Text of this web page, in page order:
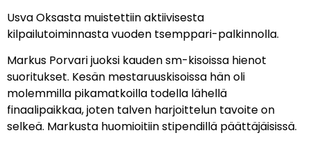
Usva Oksasta muistettiin aktiivisesta
kilpailutoiminnasta vuoden tsemppari-palkinnolla.
Markus Porvari juoksi kauden sm-kisoissa hienot
suoritukset. Kesän mestaruuskisoissa hän oli
molemmilla pikamatkoilla todella lähellä
finaalipaikkaa, joten talven harjoittelun tavoite on
selkeä. Markusta huomioitiin stipendillä päättäjäisissä.